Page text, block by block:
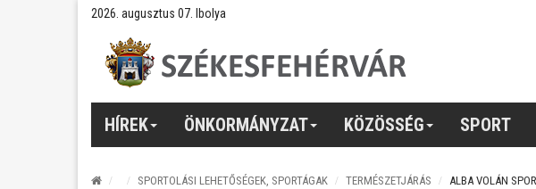
2026. augusztus 07. Ibolya
HÍREK ÖNKORMÁNYZAT KÖZÖSSÉG SPORT
SPORTOLÁSI LEHETŐSÉGEK, SPORTÁGAK TERMÉSZETJÁRÁS ALBA VOLÁN